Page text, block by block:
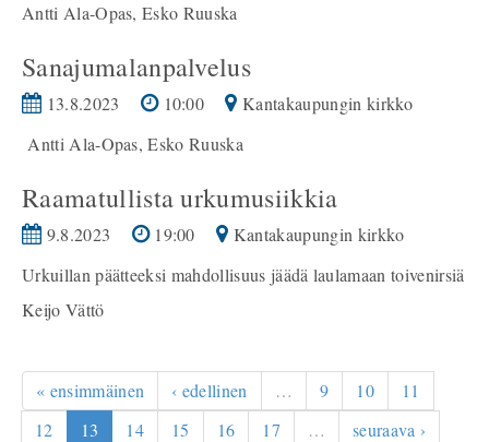
Antti Ala-Opas, Esko Ruuska
Sanajumalanpalvelus
13.8.2023 10:00
Kantakaupungin kirkko
Antti Ala-Opas, Esko Ruuska
Raamatullista urkumusiikkia
9.8.2023 19:00
Kantakaupungin kirkko
Urkuillan päätteeksi mahdollisuus jäädä laulamaan toivenirsiä
Keijo Vättö
« ensimmäinen ‹ edellinen … 9 10
11
12
13 14 15 16 17 …
seuraava ›